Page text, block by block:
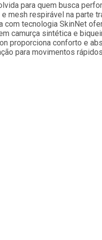
para quem busca
mesh respirável na parte
com tecnologia SkinNet
camurça sintética e
proporciona conforto e
para movimentos